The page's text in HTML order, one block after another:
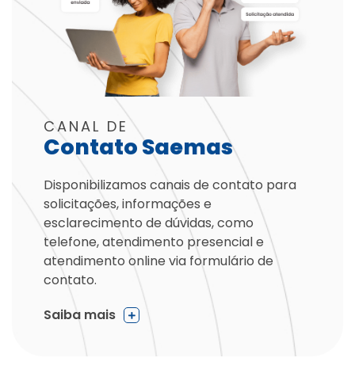
CANAL DE
Contato Saemas
Disponibilizamos canais de contato para
solicitações, informações e
esclarecimento de dúvidas, como
telefone, atendimento presencial e
atendimento online via formulário de
contato.
Saiba mais